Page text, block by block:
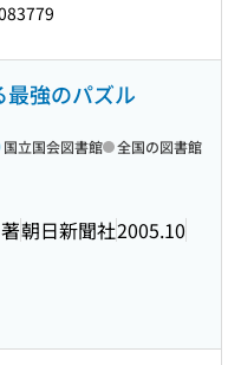
最強のパズル
朝日新聞社2005.10
国立国会図書館 全国の図書館